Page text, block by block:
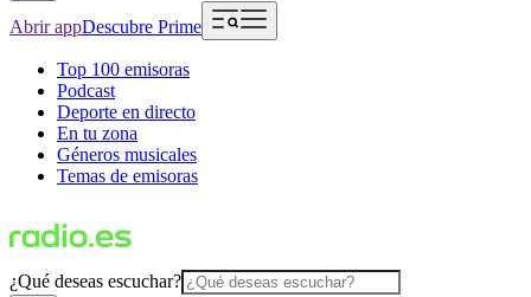
Abrir appDescubre Prime
Top 100 emisoras
Podcast
Deporte en directo
En tu zona
Géneros musicales
Temas de emisoras
¿Qué deseas escuchar?